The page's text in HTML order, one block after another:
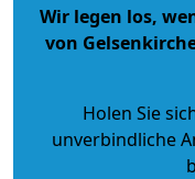
Wir legen los,
von
Holen Sie
unverbindliche